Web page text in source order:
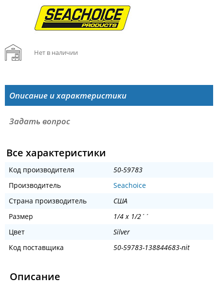
Нет в наличии
Описание и характеристики
Задать вопрос
Все характеристики
Код производителя
50-59783
Производитель
Seachoice
Страна производитель
США
Размер
1/4 x 1/2´´
Цвет
Silver
Код поставщика
50-59783-138844683-nit
Описание